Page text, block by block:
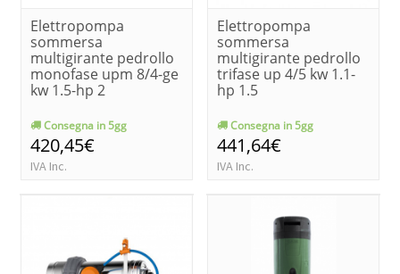
Elettropompa
sommersa
multigirante pedrollo
monofase upm 8/4-ge
kw 1.5-hp 2
Consegna in 5gg
420,45€
IVA Inc.
Elettropompa
sommersa
multigirante pedrollo
trifase up 4/5 kw 1.1-
hp 1.5
Consegna in 5gg
441,64€
IVA Inc.